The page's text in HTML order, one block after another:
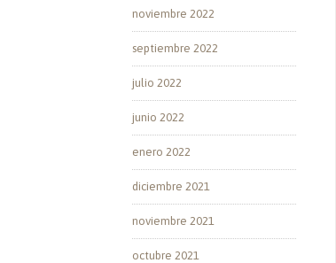
noviembre 2022
septiembre 2022
julio 2022
junio 2022
enero 2022
diciembre 2021
noviembre 2021
octubre 2021